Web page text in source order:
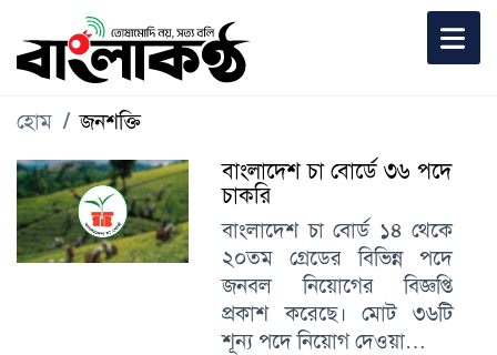
হোম জনশক্তি
বাংলাদেশ চা বোর্ডে ৩৬ পদে
চাকরি
বাংলাদেশ চা বোর্ড ১৪ থেকে
২০তম গ্রেডের বিভিন্ন পদে
জনবল নিয়োগের বিজ্ঞপ্তি
প্রকাশ করেছে। মোট ৩৬টি
শূন্য পদে নিয়োগ দেওয়া…